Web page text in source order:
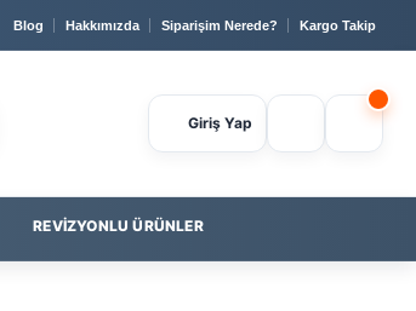
📞 0232 400 23 56 💳 Yapı Kredi
Blog Hakkımızda Siparişim Nerede? Kargo Takip
Giriş Yap
REVIZYONLU ÜRÜNLER